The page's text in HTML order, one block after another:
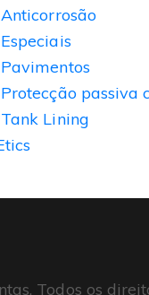
Anticorrosão
Especiais
Pavimentos
Protecção passiva
Tank Lining
Todos os